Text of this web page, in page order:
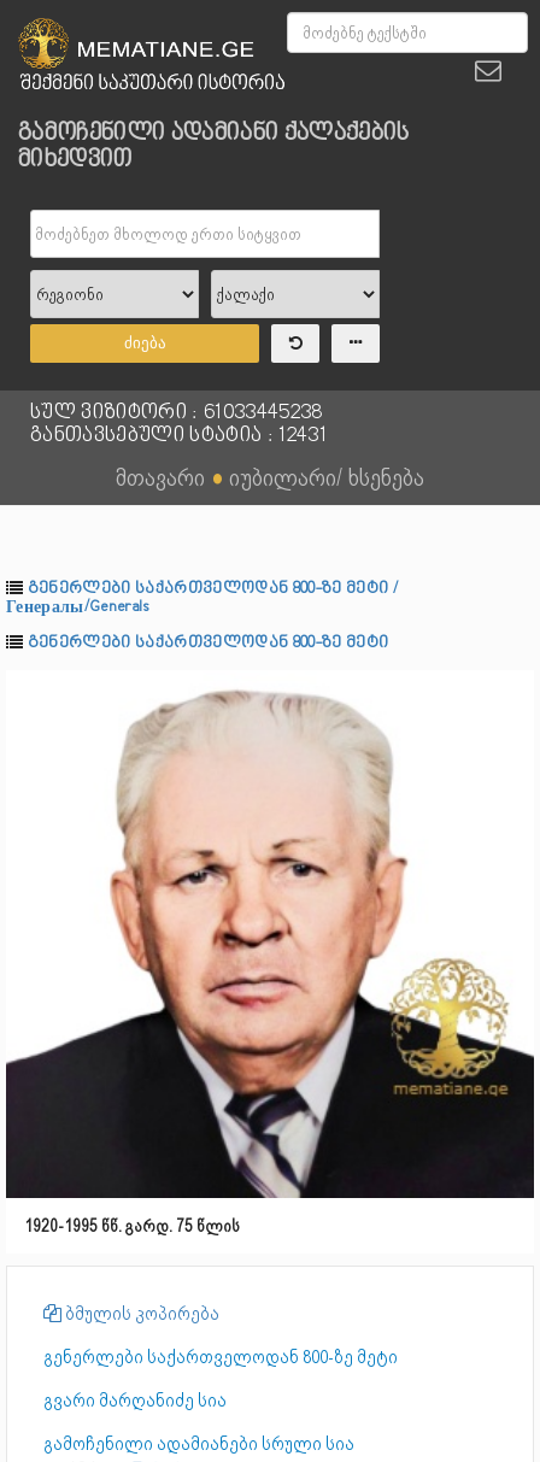
გამოჩენილი ადამიანი ქალაქების
მიხედვით
ძიება
სულ ვიზიტორი : 61033445238
განთავსებული სტატია : 12431
მთავარი ● იუბილარი/ ხსენება
გენერლები საქართველოდან 800-ზე მეტი /
Генералы/Generals
გენერლები საქართველოდან 800-ზე მეტი
1920-1995 წწ. გარდ. 75 წლის
ბმულის კოპირება
გენერლები საქართველოდან 800-ზე მეტი
გვარი მარღანიძე სია
გამოჩენილი ადამიანები სრული სია